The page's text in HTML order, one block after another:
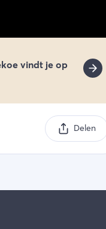
vindt je op
Delen